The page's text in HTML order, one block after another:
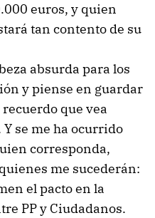
euros, y quien
tan contento de su
absurda para los
y piense en guardar
que vea
se me ha ocurrido
corresponda,
me sucederán:
el pacto en la
PP y Ciudadanos.